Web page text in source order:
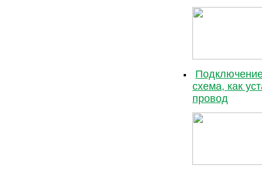
схема, как
провод